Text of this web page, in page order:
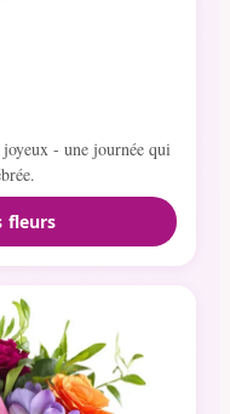
- une journée qui
fleurs